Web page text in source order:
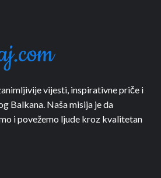
vijesti, inspirativne priče i
Balkana. Naša misija je da
i povežemo ljude kroz kvalitetan